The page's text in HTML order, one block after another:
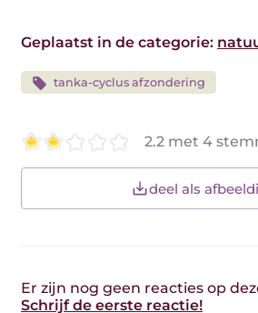
Geplaatst in de categorie:
tanka-cyclus afzondering
2.2 met 4
deel als
Er zijn nog geen reacties op
Schrijf de eerste reactie!